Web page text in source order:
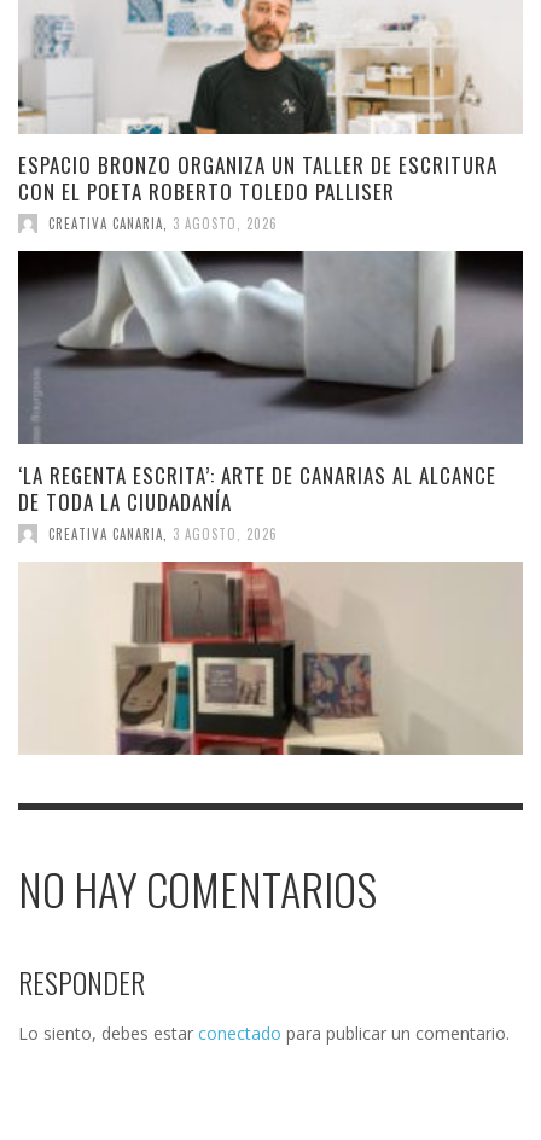
ESPACIO BRONZO ORGANIZA UN TALLER DE ESCRITURA
CON EL POETA ROBERTO TOLEDO PALLISER
CREATIVA CANARIA 3 AGOSTO, 2026
‘LA REGENTA ESCRITA’: ARTE DE CANARIAS AL ALCANCE
DE TODA LA CIUDADANÍA
CREATIVA CANARIA 3 AGOSTO, 2026
NO HAY COMENTARIOS
RESPONDER
Lo siento, debes estar conectado para publicar un comentario.